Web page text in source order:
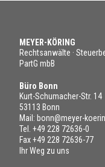
MEYER-KÖRING
Rechtsanwälte ·
PartG mbB
Büro Bonn
Kurt-Schumacher-Str. 14
53113 Bonn
Mail: bonn@meyer-
Tel. +49 228 72636-0
Fax +49 228 72636-77
Ihr Weg zu uns